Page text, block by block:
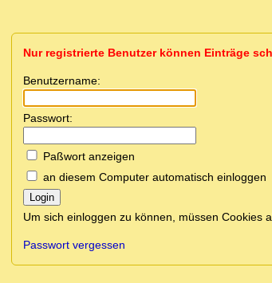
Nur registrierte Benutzer können Einträge
Benutzername:
Passwort:
Paßwort anzeigen
an diesem Computer automatisch einloggen
Login
Um sich einloggen zu können, müssen Cookies
Passwort vergessen